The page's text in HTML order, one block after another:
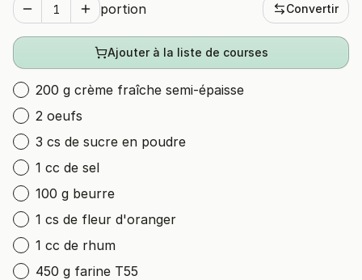
portion Convertir
Ajouter à la liste de courses
200 g crème fraîche semi-épaisse
2 oeufs
3 cs de sucre en poudre
1 cc de sel
100 g beurre
1 cs de fleur d'oranger
1 cc de rhum
450 g farine T55